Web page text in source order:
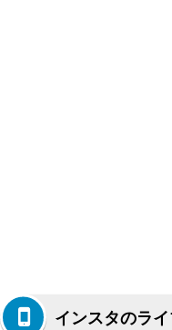
インスタのラ